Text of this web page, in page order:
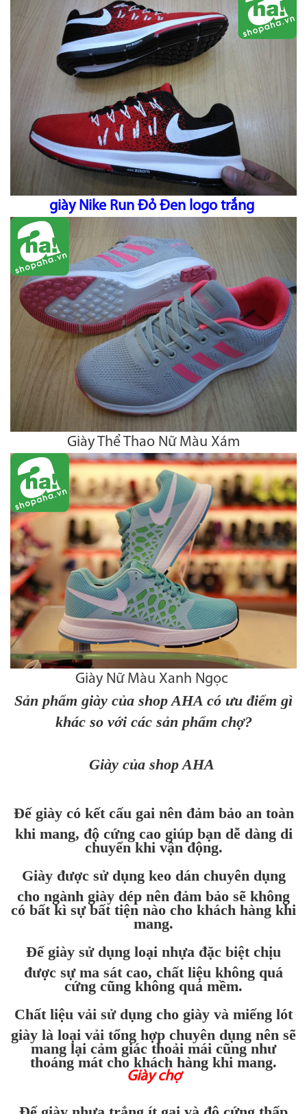
giày Nike Run Đỏ Đen logo trắng
Giày Thể Thao Nữ Màu Xám
Giày Nữ Màu Xanh Ngọc
Sản phẩm giày của shop AHA có ưu điểm gì
khác so với các sản phẩm chợ?
Giày của shop AHA
Đế giày có kết cấu gai nên đảm bảo an toàn
khi mang, độ cứng cao giúp bạn dễ dàng di
chuyển khi vận động.
Giày được sử dụng keo dán chuyên dụng
cho ngành giày dép nên đảm bảo sẽ không
có bất kì sự bất tiện nào cho khách hàng khi
mang.
Đế giày sử dụng loại nhựa đặc biệt chịu
được sự ma sát cao, chất liệu không quá
cứng cũng không quá mềm.
Chất liệu vải sử dụng cho giày và miếng lót
giày là loại vải tổng hợp chuyên dụng nên sẽ
mang lại cảm giác thoải mái cũng như
thoáng mát cho khách hàng khi mang.
Giày chợ